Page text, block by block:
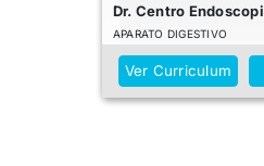
Dr. Centro
APARATO DIGESTIVO
Ver Curriculum